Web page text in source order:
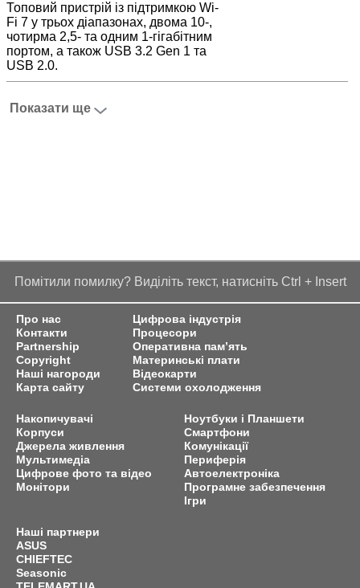
Топовий пристрій із підтримкою Wi-
Fi 7 у трьох діапазонах, двома 10-,
чотирма 2,5- та одним 1-гігабітним
портом, а також USB 3.2 Gen 1 та
USB 2.0.
Показати ще
Помітили помилку? Виділіть текст, натисніть Ctrl + Insert
Про нас
Контакти
Partnership
Copyright
Наші нагороди
Карта сайту
Цифрова індустрія
Процесори
Оперативна пам’ять
Материнські плати
Відеокарти
Системи охолодження
Накопичувачі
Корпуси
Джерела живлення
Мультимедіа
Цифрове фото та відео
Монітори
Ноутбуки і Планшети
Смартфони
Комунікації
Периферія
Автоелектроніка
Програмне забезпечення
Ігри
Наші партнери
ASUS
CHIEFTEC
Seasonic